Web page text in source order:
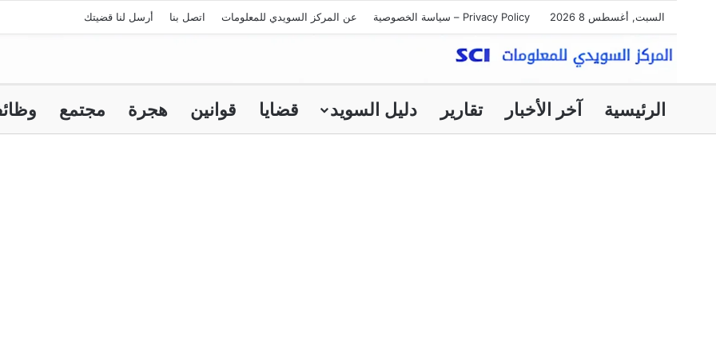
السبت, أغسطس 8 2026 Privacy Policy – سياسة الخصوصية عن المركز السويدي للمعلومات اتصل بنا أرسل لنا قضيتك
الرئيسية آخر الأخبار تقارير دليل السويد قضايا قوانين هجرة مجتمع